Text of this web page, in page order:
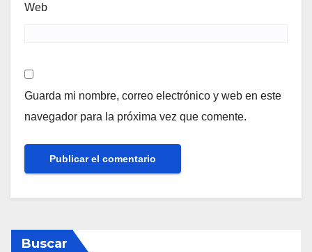
Web
Guarda mi nombre, correo electrónico y web en este
navegador para la próxima vez que comente.
Buscar